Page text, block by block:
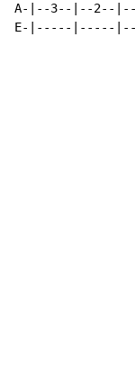
A-|--3--|--2--
E-|-----|-----